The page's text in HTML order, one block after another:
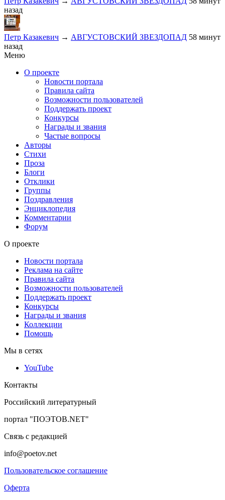
назад
Петр Казакевич → АВГУСТОВСКИЙ ЗВЕЗДОПАД 58 минут
назад
Меню
О проекте
Новости портала
Правила сайта
Возможности пользователей
Поддержать проект
Конкурсы
Награды и звания
Частые вопросы
Авторы
Стихи
Проза
Блоги
Отклики
Группы
Поздравления
Энциклопедия
Комментарии
Форум
О проекте
Новости портала
Реклама на сайте
Правила сайта
Возможности пользователей
Поддержать проект
Конкурсы
Награды и звания
Коллекции
Помощь
Мы в сетях
YouTube
Контакты
Российский литературный
портал "ПОЭТОВ.NET"
Связь с редакцией
info@poetov.net
Пользовательское соглашение
Оферта